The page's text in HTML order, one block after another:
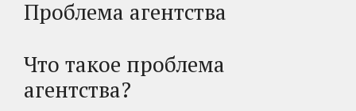
Проблема агентства
Что такое проблема
агентства?